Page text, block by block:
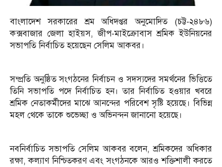
বাংলাদেশ সরকারের শ্রম অধিদপ্তর অনুমোদিত (চট্ট-২৪৮৬)
কক্সবাজার জেলা হাইয়স, জীপ-মাইক্রোবাস শ্রমিক ইউনিয়নের
সভাপতি নির্বাচিত হয়েছেন সেলিম আকবর।
সম্প্রতি অনুষ্ঠিত সংগঠনের নির্বাচন ও সদস্যদের সমর্থনের ভিত্তিতে
তিনি সভাপতি পদে নির্বাচিত হন। তার নির্বাচিত হওয়ার খবরে
শ্রমিক নেতাকর্মীদের মাঝে আনন্দের পরিবেশ সৃষ্টি হয়েছে। বিভিন্ন
মহল থেকে তাকে শুভেচ্ছা ও অভিনন্দন জানানো হয়েছে।
নবনির্বাচিত সভাপতি সেলিম আকবর বলেন, শ্রমিকদের অধিকার
রক্ষা, কল্যাণ নিশ্চিতকরণ এবং সংগঠনকে আরও শক্তিশালী করতে